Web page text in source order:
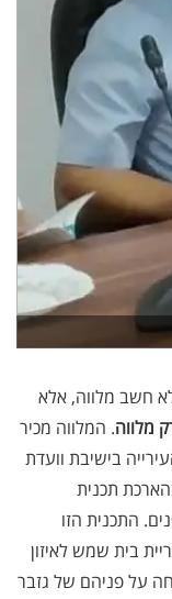
חשב מלווה, אלא
מלווה. המלווה מכיר
גזבר העירייה בישיבת וועדת
בהארכת תכנית
התכנית הזו
להביא את עיריית בית שמש לאיזון
על פניהם של גזבר